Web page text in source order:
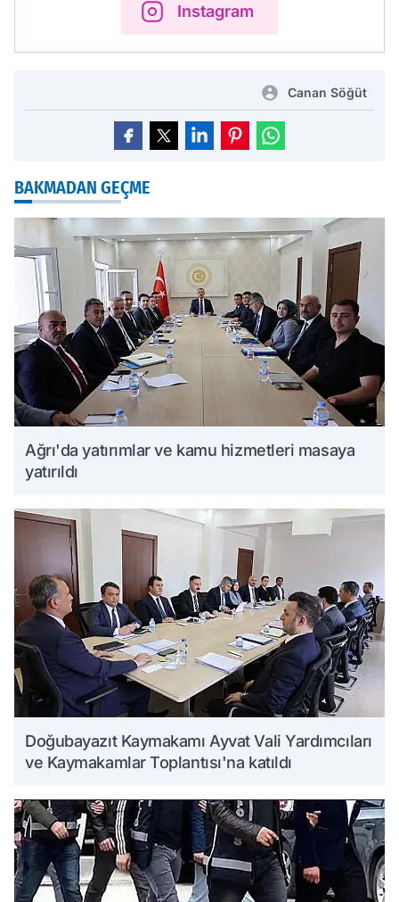
Instagram
Canan Söğüt
BAKMADAN GEÇME
Ağrı'da yatırımlar ve kamu hizmetleri masaya
yatırıldı
Doğubayazıt Kaymakamı Ayvat Vali Yardımcıları
ve Kaymakamlar Toplantısı'na katıldı